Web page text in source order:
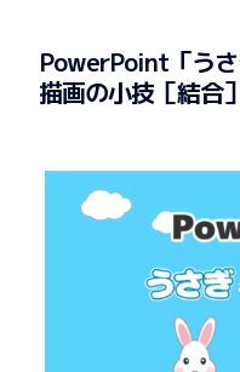
PowerPoint「う
描画の小技［結合］